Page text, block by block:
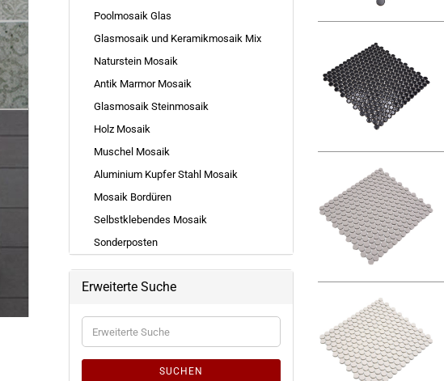
Poolmosaik Glas
Glasmosaik und Keramikmosaik Mix
Naturstein Mosaik
Antik Marmor Mosaik
Glasmosaik Steinmosaik
Holz Mosaik
Muschel Mosaik
Aluminium Kupfer Stahl Mosaik
Mosaik Bordüren
Selbstklebendes Mosaik
Sonderposten
Erweiterte Suche
Erweiterte
Suche
SUCHEN